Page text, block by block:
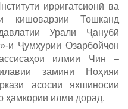
ирригатсионӣ ва
кишоварзии Тошканд
Урали Ҷанубӣ
и Ҷумҳурии Озарбойҷон
илмии Чин –
замини Ноҳияи
асосии яхшиносии
ҳамкории илмӣ дорад.